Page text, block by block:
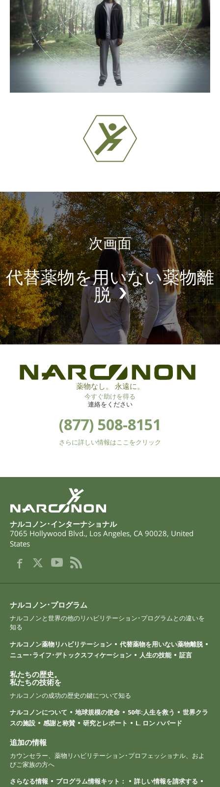
次画面
代替薬物を用いない薬物離
脱
薬物なし。 永遠に。
今すぐ助けを得る
連絡をください
(877) 508-8151
さらに詳しい情報はここをクリック
ナルコノン･インターナショナル
7065 Hollywood Blvd., Los Angeles, CA 90028, United
States
ナルコノン･プログラム
ナルコノンと世界の他のリハビリテーション･プログラムとの違いを
知る
ナルコノン薬物リハビリテーション
代替薬物を用いない薬物離脱
ニュー･ライフ･デトックスフィケーション
人生の技能 証言
私たちの歴史。
私たちの技術を
ナルコノンの成功の歴史の鍵について知る
ナルコノンについて
地球規模の使命 50年:人生を救う
世界クラ
スの施設
感謝と称賛 研究とレポート L. ロン ハバード
追加の情報
カウンセラー、薬物リハビリテーション･プロフェッショナル、およ
びご家族の方へ
さらなる情報
プログラム情報キット： 詳しい情報を請求する